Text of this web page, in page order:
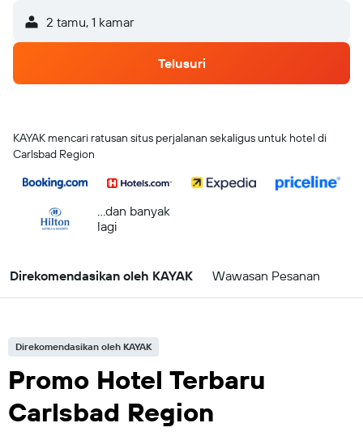
2 tamu, 1 kamar
Telusuri
KAYAK mencari ratusan situs perjalanan sekaligus untuk hotel di
Carlsbad Region
...dan banyak
lagi
Direkomendasikan oleh KAYAK Wawasan Pesanan
Direkomendasikan oleh KAYAK
Promo Hotel Terbaru
Carlsbad Region